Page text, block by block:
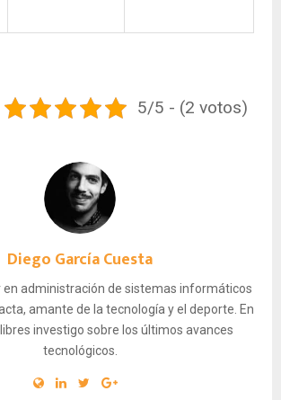
5/5 - (2 votos)
Diego García Cuesta
en administración de sistemas informáticos
amante de la tecnología y el deporte. En
investigo sobre los últimos avances
tecnológicos.